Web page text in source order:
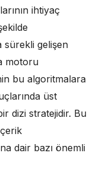
ihtiyaç
sürekli gelişen
motoru
bu algoritmalara
üst
dizi stratejidir. Bu
dair bazı önemli